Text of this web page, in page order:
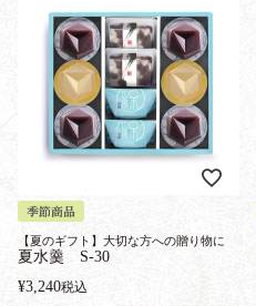
季節商品
【夏のギフト】大切な方への贈り物に
夏水羹 S-30
¥3,240税込